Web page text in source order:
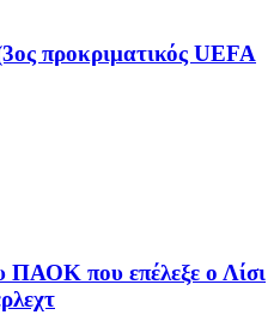
προκριματικός UEFA
ΠΑΟΚ που επέλεξε ο Λίσι